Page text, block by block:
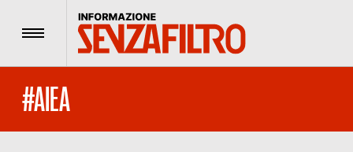
Menu
#AIEA